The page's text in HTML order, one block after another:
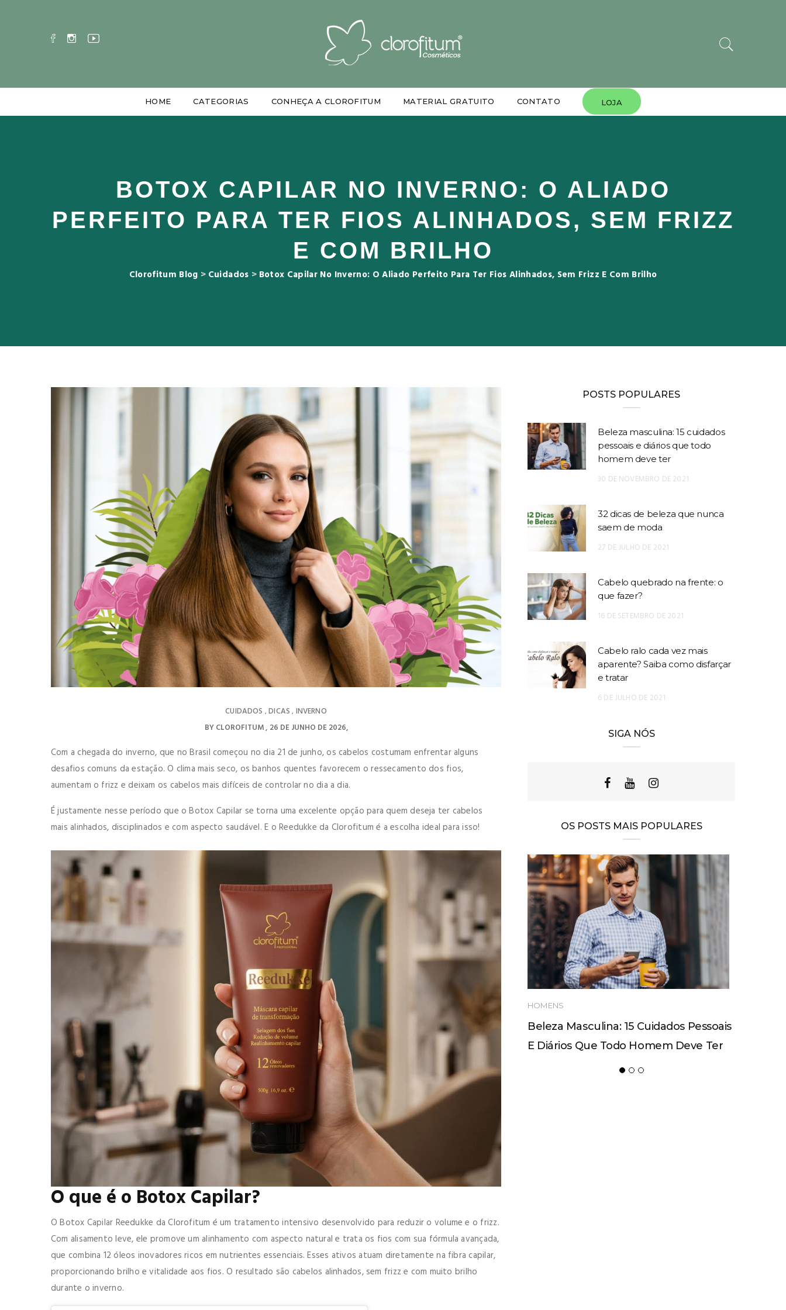
HOME CATEGORIAS CONHEÇA A CLOROFITUM MATERIAL GRATUITO CONTATO LOJA
BOTOX CAPILAR NO INVERNO: O ALIADO
PERFEITO PARA TER FIOS ALINHADOS, SEM FRIZZ
E COM BRILHO
Clorofitum Blog > Cuidados > Botox Capilar No Inverno: O Aliado Perfeito Para Ter Fios Alinhados, Sem Frizz E Com Brilho
CUIDADOS ,DICAS , INVERNO
BYCLOROFITUM 26 DE JUNHO DE 2026
Com a chegada do inverno, que no Brasil começou no dia 21 de junho, os cabelos costumam enfrentar alguns
desafios comuns da estação. O clima mais seco, os banhos quentes favorecem o ressecamento dos fios,
aumentam o frizz e deixam os cabelos mais difíceis de controlar no dia a dia.
É justamente nesse período que o Botox Capilar se torna uma excelente opção para quem deseja ter cabelos
mais alinhados, disciplinados e com aspecto saudável. E o Reedukke da Clorofitum é a escolha ideal para isso!
O que é o Botox Capilar?
O Botox Capilar Reedukke da Clorofitum é um tratamento intensivo desenvolvido para reduzir o volume e o frizz.
Com alisamento leve, ele promove um alinhamento com aspecto natural e trata os fios com sua fórmula avançada,
que combina 12 óleos inovadores ricos em nutrientes essenciais. Esses ativos atuam diretamente na fibra capilar,
proporcionando brilho e vitalidade aos fios. O resultado são cabelos alinhados, sem frizz e com muito brilho
durante o inverno.
POSTS POPULARES
Beleza masculina: 15 cuidados
pessoais e diários que todo
homem deve ter
30 DE NOVEMBRO DE 2021
32 dicas de beleza que nunca
saem de moda
27 DE JULHO DE 2021
Cabelo quebrado na frente: o
que fazer?
16 DE SETEMBRO DE 2021
Cabelo ralo cada vez mais
aparente? Saiba como disfarçar
e tratar
6 DE JULHO DE 2021
SIGA NÓS
OS POSTS MAIS POPULARES
HOMENS
Beleza Masculina: 15 Cuidados Pessoais
E Diários Que Todo Homem Deve Ter